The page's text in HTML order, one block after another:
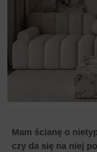
Mam ścianę o
czy da się na niej